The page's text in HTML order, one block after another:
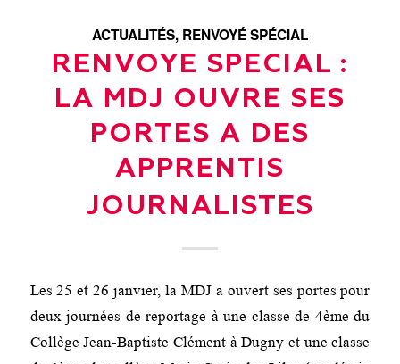
ACTUALITÉS, RENVOYÉ SPÉCIAL
RENVOYE SPECIAL :
LA MDJ OUVRE SES
PORTES A DES
APPRENTIS
JOURNALISTES
Les 25 et 26 janvier, la MDJ a ouvert ses portes pour
deux journées de reportage à une classe de 4ème du
Collège Jean-Baptiste Clément à Dugny et une classe